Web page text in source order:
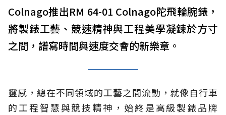
Colnago推出RM 64-01 Colnago陀飛輪腕錶，
將製錶工藝、競速精神與工程美學凝鍊於方寸
之間，譜寫時間與速度交會的新樂章。
靈感，總在不同領域的工藝之間流動，就像自行車
的工程智慧與競技精神，始終是高級製錶品牌